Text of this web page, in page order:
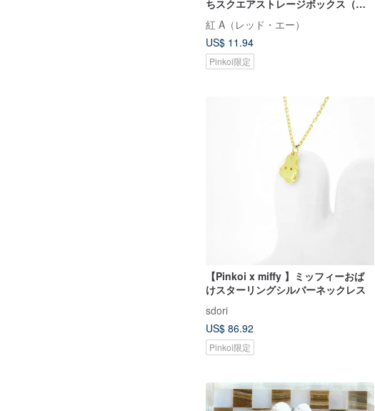
ちスクエアストレージボックス（台
湾・香港・マカオ・日本限定販売）
紅 A（レッド・エー）
US$ 11.94
Pinkoi限定
【Pinkoi x miffy 】ミッフィーおば
けスターリングシルバーネックレス
sdori
US$ 86.92
Pinkoi限定